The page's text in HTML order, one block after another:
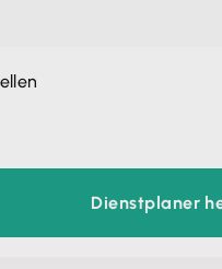
Dienstplaner